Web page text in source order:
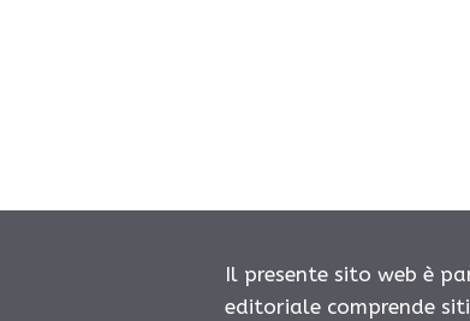
Il presente sito web è
editoriale comprende